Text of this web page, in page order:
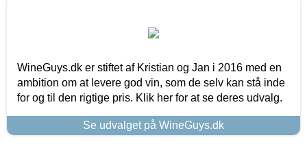
WineGuys.dk er stiftet af Kristian og Jan i 2016 med en
ambition om at levere god vin, som de selv kan stå inde
for og til den rigtige pris. Klik her for at se deres udvalg.
Se udvalget på WineGuys.dk